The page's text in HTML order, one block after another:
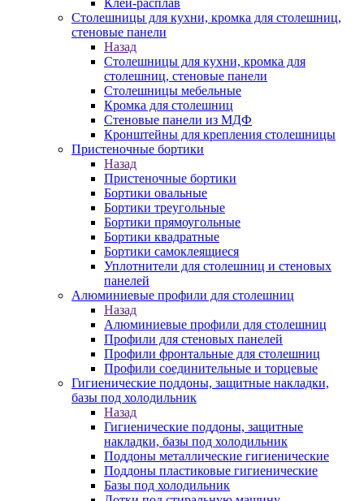
Клей-расплав
Столешницы для кухни, кромка для столешниц,
стеновые панели
Назад
Столешницы для кухни, кромка для
столешниц, стеновые панели
Столешницы мебельные
Кромка для столешниц
Стеновые панели из МДФ
Кронштейны для крепления столешницы
Пристеночные бортики
Назад
Пристеночные бортики
Бортики овальные
Бортики треугольные
Бортики прямоугольные
Бортики квадратные
Бортики самоклеящиеся
Уплотнители для столешниц и стеновых
панелей
Алюминиевые профили для столешниц
Назад
Алюминиевые профили для столешниц
Профили для стеновых панелей
Профили фронтальные для столешниц
Профили соединительные и торцевые
Гигиенические поддоны, защитные накладки,
базы под холодильник
Назад
Гигиенические поддоны, защитные
накладки, базы под холодильник
Поддоны металлические гигиенические
Поддоны пластиковые гигиенические
Базы под холодильник